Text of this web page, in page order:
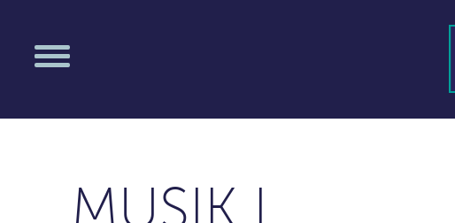
MUSIK I